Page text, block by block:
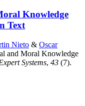
Knowledge
Text
Nieto & Oscar
and Moral Knowledge
Systems, 43 (7).